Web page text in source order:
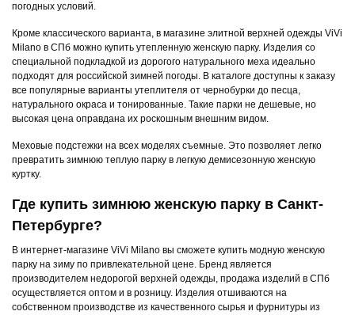
погодных условий.
Кроме классического варианта, в магазине элитной верхней одежды ViVi
Milano в СПб можно купить утепленную женскую парку. Изделия со
специальной подкладкой из дорогого натурального меха идеально
подходят для российской зимней погоды. В каталоге доступны к заказу
все популярные варианты утеплителя от чернобурки до песца,
натурального окраса и тонированные. Такие парки не дешевые, но
высокая цена оправдана их роскошным внешним видом.
Меховые подстежки на всех моделях съемные. Это позволяет легко
превратить зимнюю теплую парку в легкую демисезонную женскую
куртку.
Где купить зимнюю женскую парку в Санкт-
Петербурге?
В интернет-магазине ViVi Milano вы сможете купить модную женскую
парку на зиму по привлекательной цене. Бренд является
производителем недорогой верхней одежды, продажа изделий в СПб
осуществляется оптом и в розницу. Изделия отшиваются на
собственном производстве из качественного сырья и фурнитуры из